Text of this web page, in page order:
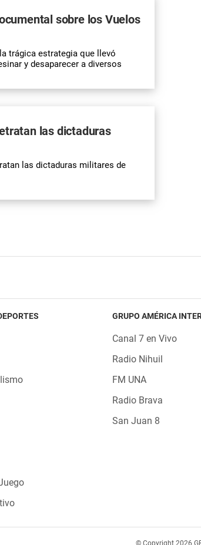
sobre los Vuelos
trágica estrategia que llevó
y desaparecer a diversos
las dictaduras
las dictaduras militares de
GRUPO AMÉRICA
Canal 7 en Vivo
Radio Nihuil
FM UNA
Radio Brava
San Juan 8
© Copyright 2026